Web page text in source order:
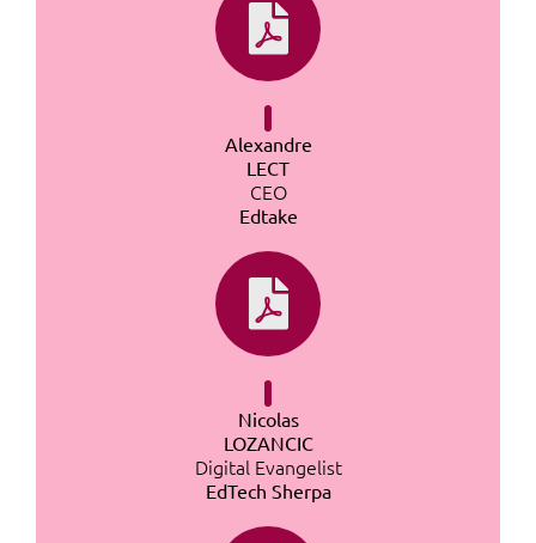
Alexandre
LECT
CEO
Edtake
Nicolas
LOZANCIC
Digital Evangelist
EdTech Sherpa